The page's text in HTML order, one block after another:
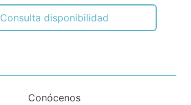
Consulta disponibilidad
Conócenos